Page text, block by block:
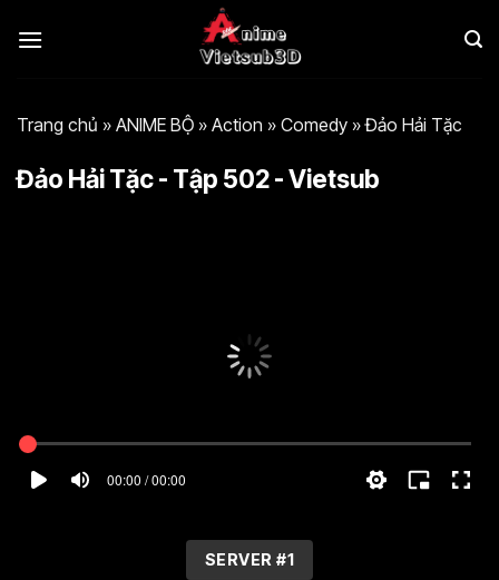
qua
Trang chủ » ANIME BỘ » Action » Comedy »Đảo Hải Tặc
Đảo Hải Tặc - Tập 502 - Vietsub
00:00 / 00:00
SERVER #1